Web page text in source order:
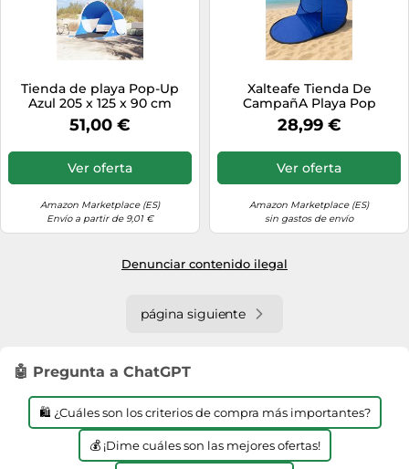
Tienda de playa Pop-Up
Azul 205 x 125 x 90 cm
51,00 €
Ver oferta
Amazon Marketplace (ES)
Envío a partir de 9,01 €
Xalteafe Tienda De
CampañA Playa Pop
Up,Tienda De Playa De
Apertura RáPida,Tienda
AutomáTica,FáCil De
Transportar,para
Aire Libre
28,99 €
Ver oferta
Amazon Marketplace (ES)
sin gastos de envío
Denunciar contenido ilegal
página siguiente
🤖 Pregunta a ChatGPT
🛍️ ¿Cuáles son los criterios de compra más importantes?
💰 ¡Dime cuáles son las mejores ofertas!